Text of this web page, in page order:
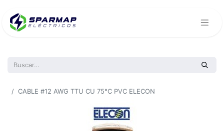
CABLE #12 AWG TTU CU 75°C PVC ELECON